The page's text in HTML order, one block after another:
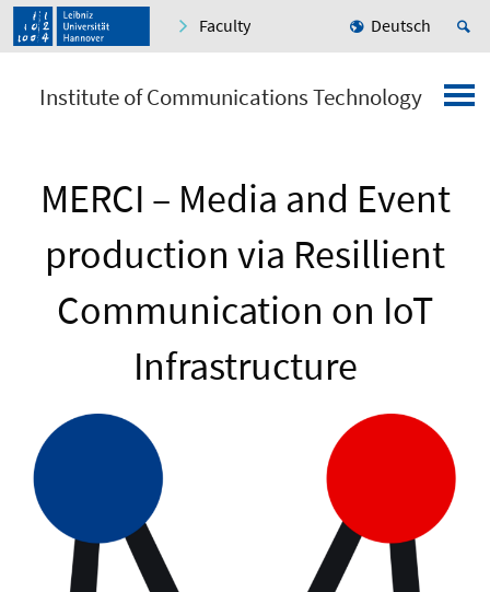
Faculty Deutsch
Institute of Communications Technology
MERCI – Media and Event
production via Resillient
Communication on IoT
Infrastructure